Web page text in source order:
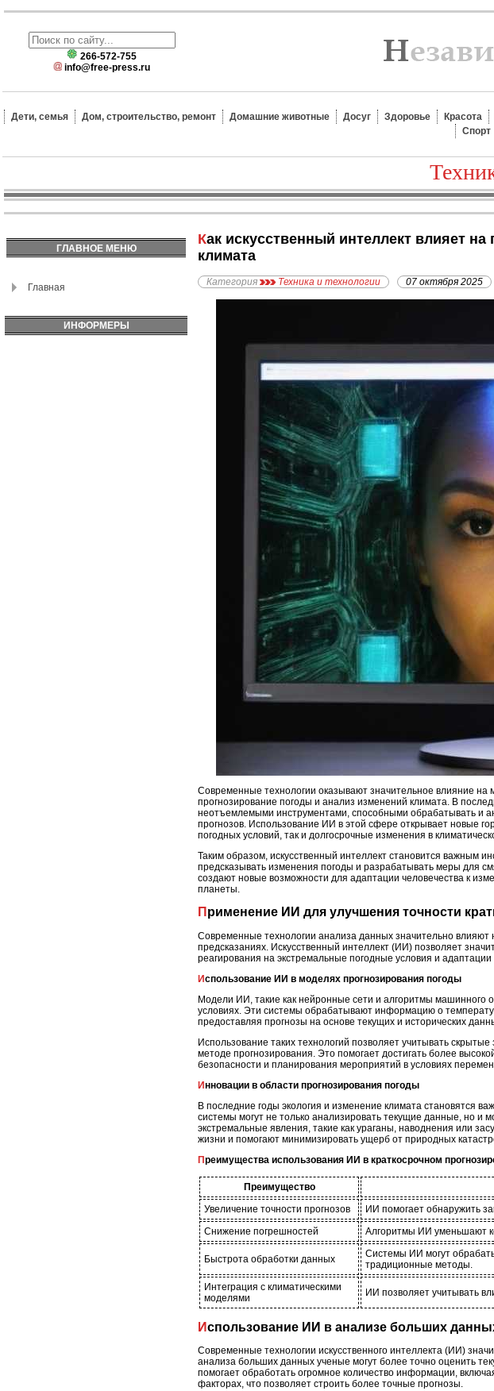
266-572-755
info@free-press.ru
Дети, семья Дом, строительство, ремонт Домашние животные Досуг Здоровье Красота
Спорт
ГЛАВНОЕ МЕНЮ
Главная
ИНФОРМЕРЫ
Как искусственный интеллект влияет на прогнозирование погодных условий и изменения
климата
Категория Техника и технологии 07 октября 2025
Современные технологии оказывают значительное влияние
прогнозирование погоды и анализ изменений климата. В
неотъемлемыми инструментами, способными обрабатывать и
прогнозов. Использование ИИ в этой сфере открывает новые
погодных условий, так и долгосрочные изменения в
Таким образом, искусственный интеллект становится важным
предсказывать изменения погоды и разрабатывать меры для
создают новые возможности для адаптации человечества к
планеты.
Применение ИИ для улучшения точности
Современные технологии анализа данных значительно влияют
предсказаниях. Искусственный интеллект (ИИ) позволяет
реагирования на экстремальные погодные условия и адаптации
Использование ИИ в моделях прогнозирования погоды
Модели ИИ, такие как нейронные сети и алгоритмы машинного
условиях. Эти системы обрабатывают информацию о
предоставляя прогнозы на основе текущих и исторических
Использование таких технологий позволяет учитывать
методе прогнозирования. Это помогает достигать более
безопасности и планирования мероприятий в условиях
Инновации в области прогнозирования погоды
В последние годы экология и изменение климата становятся
системы могут не только анализировать текущие данные, но и
экстремальные явления, такие как ураганы, наводнения или
жизни и помогают минимизировать ущерб от природных
Преимущества использования ИИ в краткосрочном
Преимущество
Увеличение точности прогнозов
ИИ помогает обнаружить
Снижение погрешностей
Алгоритмы ИИ уменьшают
Быстрота обработки данных
Системы ИИ могут
традиционные методы.
Интеграция с климатическими
моделями
ИИ позволяет учитывать
Использование ИИ в анализе больших
Современные технологии искусственного интеллекта (ИИ)
анализа больших данных ученые могут более точно оценить
помогает обработать огромное количество информации,
факторах, что позволяет строить более точные прогнозы.